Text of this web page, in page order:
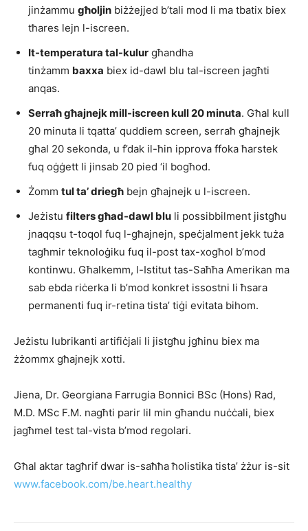
jinżammu għoljin biżżejjed b’tali mod li ma tbatix biex
tħares lejn l-iscreen.
It-temperatura tal-kulur għandha
tinżamm baxxa biex id-dawl blu tal-iscreen jagħti
anqas.
Serraħ għajnejk mill-iscreen kull 20 minuta. Għal kull
20 minuta li tqatta’ quddiem screen, serraħ għajnejk
għal 20 sekonda, u f’dak il-ħin ipprova ffoka ħarstek
fuq oġġett li jinsab 20 pied ‘il bogħod.
Żomm tul ta’ driegħ bejn għajnejk u l-iscreen.
Jeżistu filters għad-dawl blu li possibbilment jistgħu
jnaqqsu t-toqol fuq l-għajnejn, speċjalment jekk tuża
tagħmir teknoloġiku fuq il-post tax-xogħol b’mod
kontinwu. Għalkemm, l-Istitut tas-Saħħa Amerikan ma
sab ebda riċerka li b’mod konkret issostni li ħsara
permanenti fuq ir-retina tista’ tiġi evitata bihom.
Jeżistu lubrikanti artifiċjali li jistgħu jgħinu biex ma
żżommx għajnejk xotti.
Jiena, Dr. Georgiana Farrugia Bonnici BSc (Hons) Rad,
M.D. MSc F.M. nagħti parir lil min għandu nuċċali, biex
jagħmel test tal-vista b’mod regolari.
Għal aktar tagħrif dwar is-saħħa ħolistika tista’ żżur is-sit
www.facebook.com/be.heart.healthy